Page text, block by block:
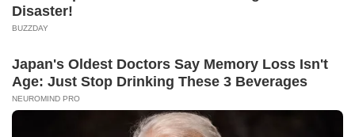
Follow Kabarbaru